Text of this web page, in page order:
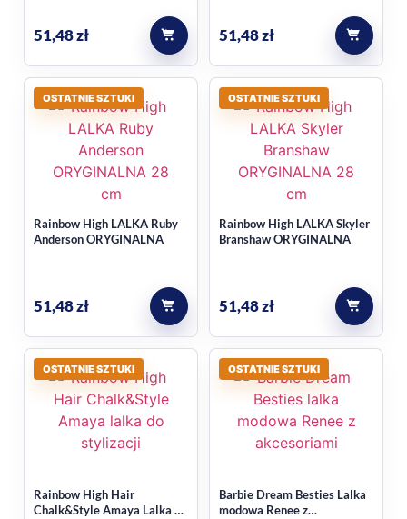
51,48zł 51,48zł
OSTATNIE SZTUKI
Rainbow High LALKA Ruby
Anderson ORYGINALNA
51,48zł
OSTATNIE SZTUKI
Rainbow High LALKA Skyler
Branshaw ORYGINALNA
51,48zł
OSTATNIE SZTUKI
Rainbow High Hair
Chalk&Style Amaya Lalka do
OSTATNIE SZTUKI
Barbie Dream Besties Lalka
modowa Renee z